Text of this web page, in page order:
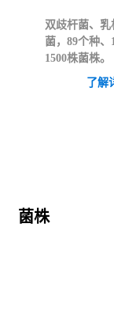
双歧杆菌、
菌，89个种、
1500株菌株。
了解
菌株
菌、放线菌、酵母菌
包括模式菌株、标准
株）、生产菌株、以